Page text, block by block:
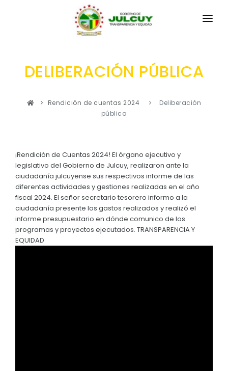
LA PARROQUIA
Símbolos Cívicos
GEOGRAFÍA
Ubicación
Clima
GAD
GESTIÓN INSTITUCIONAL
Sesiones Ordinarias
Sesiones Extraordinarias
Resoluciones
Convocatorias
MECANISMOS DE PARTICIPACIÓN
CIUDADANÍA ACTIVA
Solicitud de acceso información pública
TURISMO
DELIBERACIÓN PÚBLICA
Rendición de cuentas 2024
Deliberación
pública
¡Rendición de Cuentas 2024! El órgano ejecutivo y
legislativo del Gobierno de Julcuy, realizaron ante la
ciudadanía julcuyense sus respectivos informe de las
diferentes actividades y gestiones realizadas en el año
fiscal 2024. El señor secretario tesorero informo a la
ciudadanía presente los gastos realizados y realizó el
informe presupuestario en dónde comunico de los
programas y proyectos ejecutados. TRANSPARENCIA Y
EQUIDAD